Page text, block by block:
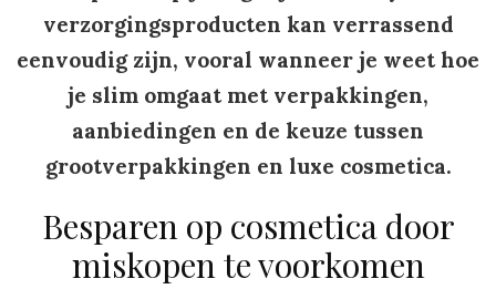
verzorgingsproducten kan verrassend
eenvoudig zijn, vooral wanneer je weet hoe
je slim omgaat met verpakkingen,
aanbiedingen en de keuze tussen
grootverpakkingen en luxe cosmetica.
Besparen op cosmetica door
miskopen te voorkomen